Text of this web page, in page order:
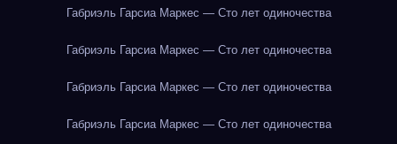
Габриэль Гарсиа Маркес — Сто лет одиночества
Габриэль Гарсиа Маркес — Сто лет одиночества
Габриэль Гарсиа Маркес — Сто лет одиночества
Габриэль Гарсиа Маркес — Сто лет одиночества